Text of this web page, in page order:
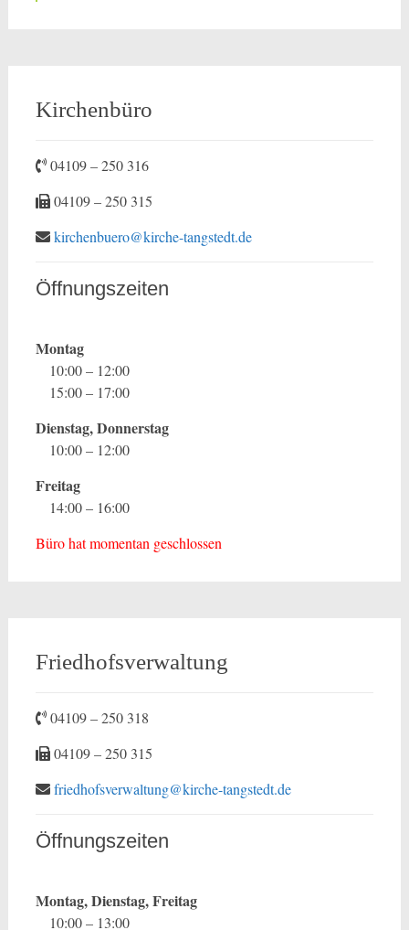
Kirchenbüro
04109 – 250 316
04109 – 250 315
kirchenbuero@kirche-tangstedt.de
Öffnungszeiten
Montag
10:00 – 12:00
15:00 – 17:00
Dienstag, Donnerstag
10:00 – 12:00
Freitag
14:00 – 16:00
Büro hat momentan geschlossen
Friedhofsverwaltung
04109 – 250 318
04109 – 250 315
friedhofsverwaltung@kirche-tangstedt.de
Öffnungszeiten
Montag, Dienstag, Freitag
10:00 – 13:00